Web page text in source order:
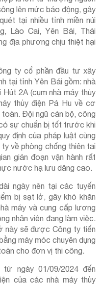
lên mức báo động, gây
tại nhiều tỉnh miền núi
Lào Cai, Yên Bái, Thái
địa phương chịu thiệt hại
ty cổ phần đầu tư xây
tại tỉnh Yên Bái gồm: nhà
2A (cụm nhà máy thủy
thủy điện Pá Hu về cơ
Đội ngũ cán bộ, công
sự chuẩn bị tốt trước khi
định của pháp luật cùng
về phòng chống thiên tai
gián đoạn vận hành rất
nước hạ lưu dâng cao.
ngày nên tại các tuyến
bị sạt lở, gây khó khăn
máy và cung cấp lương
nhân viên đang làm việc.
này sẽ được Công ty tiến
máy móc chuyên dụng
cho đơn vị thi công.
ngày 01/09/2024 đến
của các nhà máy thủy